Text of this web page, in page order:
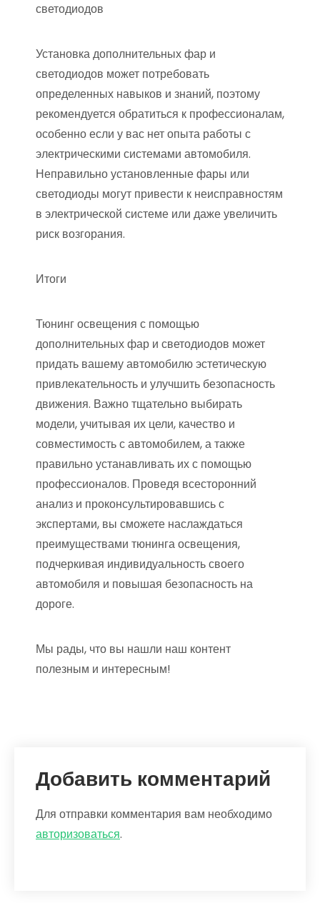
светодиодов
Установка дополнительных фар и
светодиодов может потребовать
определенных навыков и знаний, поэтому
рекомендуется обратиться к профессионалам,
особенно если у вас нет опыта работы с
электрическими системами автомобиля.
Неправильно установленные фары или
светодиоды могут привести к неисправностям
в электрической системе или даже увеличить
риск возгорания.
Итоги
Тюнинг освещения с помощью
дополнительных фар и светодиодов может
придать вашему автомобилю эстетическую
привлекательность и улучшить безопасность
движения. Важно тщательно выбирать
модели, учитывая их цели, качество и
совместимость с автомобилем, а также
правильно устанавливать их с помощью
профессионалов. Проведя всесторонний
анализ и проконсультировавшись с
экспертами, вы сможете наслаждаться
преимуществами тюнинга освещения,
подчеркивая индивидуальность своего
автомобиля и повышая безопасность на
дороге.
Мы рады, что вы нашли наш контент
полезным и интересным!
Добавить комментарий
Для отправки комментария вам необходимо
авторизоваться.